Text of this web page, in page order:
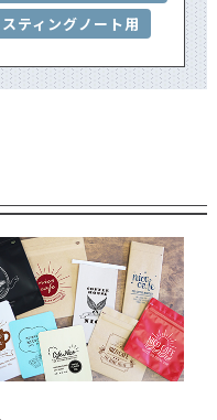
ティングノート用